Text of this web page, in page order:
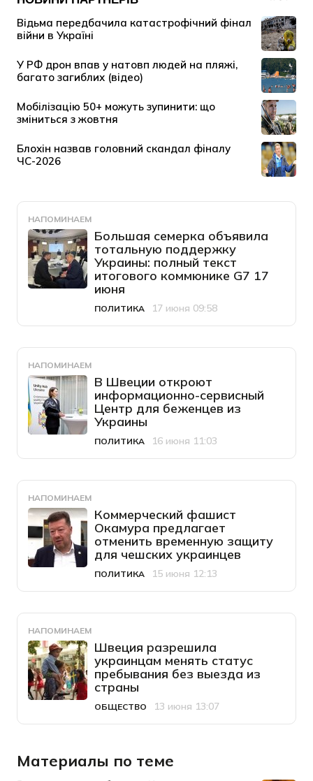
НАПОМИНАЕМ
Большая семерка объявила
тотальную поддержку
Украины: полный текст
итогового коммюнике G7 17
июня
Категория
ПОЛИТИКА
Дата публикации
17 июня 09:58
НАПОМИНАЕМ
В Швеции откроют
информационно-сервисный
Центр для беженцев из
Украины
Категория
ПОЛИТИКА
Дата публикации
16 июня 11:03
НАПОМИНАЕМ
Коммерческий фашист
Окамура предлагает
отменить временную защиту
для чешских украинцев
Категория
ПОЛИТИКА
Дата публикации
15 июня 12:13
НАПОМИНАЕМ
Швеция разрешила
украинцам менять статус
пребывания без выезда из
страны
Категория
ОБЩЕСТВО
Дата публикации
13 июня 13:07
Материалы по теме